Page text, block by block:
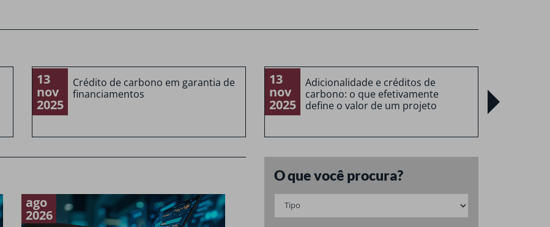
13
nov
2025
Crédito de carbono em garantia de
financiamentos
13
nov
2025
Adicionalidade e créditos de
carbono: o que efetivamente
define o valor de um projeto
O que você procura?
ago
2026